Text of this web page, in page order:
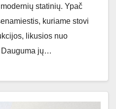
statinių. Ypač
kuriame stovi
likusios nuo
Dauguma jų…